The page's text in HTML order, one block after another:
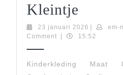
Kleintje
Maat
23 januari 2026 23
januari
| em-
Comment
| 15:52
Kinderkleding